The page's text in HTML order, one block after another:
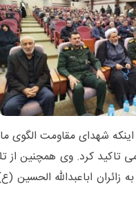
شهدای مقاومت الگوی ما
تاکید کرد. وی همچنین از
اباعبدالله الحسین